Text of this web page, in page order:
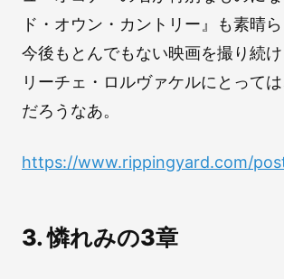
ド・オウン・カントリー』も素晴ら
今後もとんでもない映画を撮り続
リーチェ・ロルヴァケルにとって
だろうなあ。
https://www.rippingyard.com/
3. 憐れみの3章